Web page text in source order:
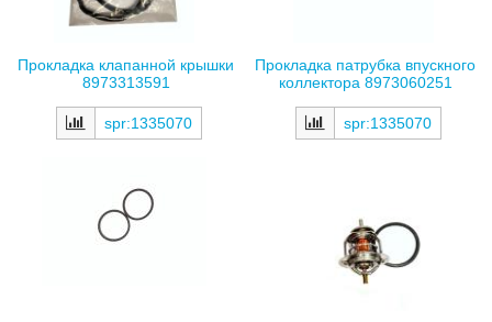
Прокладка клапанной крышки
8973313591
spr:1335070
Прокладка патрубка впускного
коллектора 8973060251
spr:1335070